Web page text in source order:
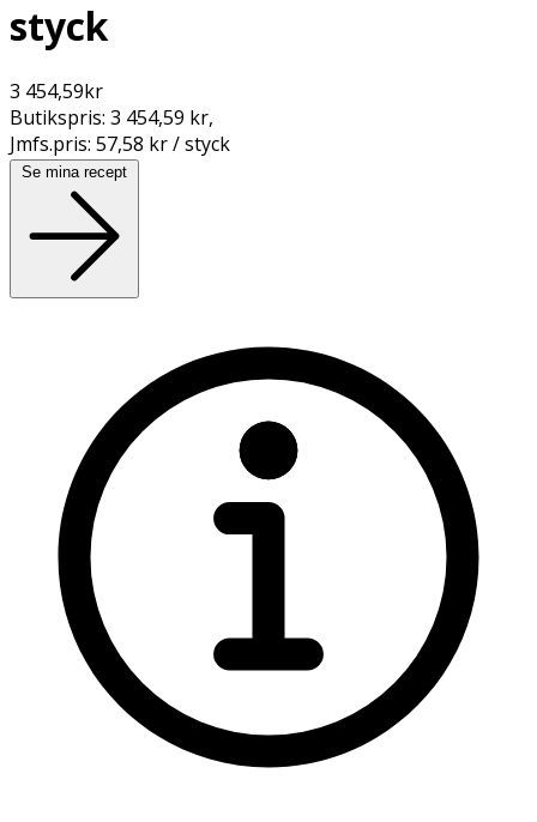
styck
3 454,59kr
Butikspris: 3 454,59 kr,
Jmfs.pris: 57,58 kr / styck
Se mina recept